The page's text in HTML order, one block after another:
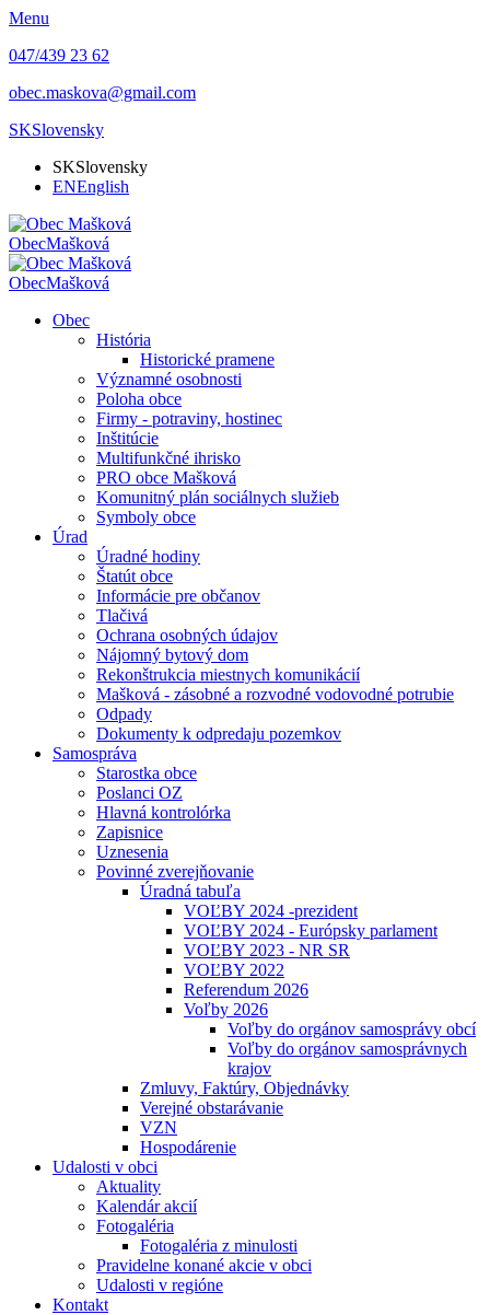
Menu
047/439 23 62
obec.maskova@gmail.com
SKSlovensky
SKSlovensky
ENEnglish
ObecMašková
ObecMašková
Obec
História
Historické pramene
Významné osobnosti
Poloha obce
Firmy - potraviny, hostinec
Inštitúcie
Multifunkčné ihrisko
PRO obce Mašková
Komunitný plán sociálnych služieb
Symboly obce
Úrad
Úradné hodiny
Štatút obce
Informácie pre občanov
Tlačivá
Ochrana osobných údajov
Nájomný bytový dom
Rekonštrukcia miestnych komunikácií
Mašková - zásobné a rozvodné vodovodné potrubie
Odpady
Dokumenty k odpredaju pozemkov
Samospráva
Starostka obce
Poslanci OZ
Hlavná kontrolórka
Zapisnice
Uznesenia
Povinné zverejňovanie
Úradná tabuľa
VOĽBY 2024 -prezident
VOĽBY 2024 - Európsky parlament
VOĽBY 2023 - NR SR
VOĽBY 2022
Referendum 2026
Voľby 2026
Voľby do orgánov samosprávy obcí
Voľby do orgánov samosprávnych
krajov
Zmluvy, Faktúry, Objednávky
Verejné obstarávanie
VZN
Hospodárenie
Udalosti v obci
Aktuality
Kalendár akcií
Fotogaléria
Fotogaléria z minulosti
Pravidelne konané akcie v obci
Udalosti v regióne
Kontakt